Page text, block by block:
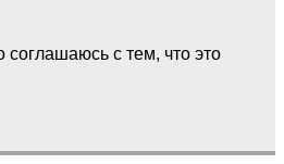
соглашаюсь с тем, что это